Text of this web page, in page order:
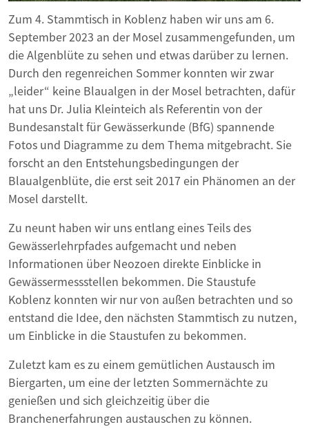
Zum 4. Stammtisch in Koblenz haben wir uns am 6.
September 2023 an der Mosel zusammengefunden, um
die Algenblüte zu sehen und etwas darüber zu lernen.
Durch den regenreichen Sommer konnten wir zwar
„leider“ keine Blaualgen in der Mosel betrachten, dafür
hat uns Dr. Julia Kleinteich als Referentin von der
Bundesanstalt für Gewässerkunde (BfG) spannende
Fotos und Diagramme zu dem Thema mitgebracht. Sie
forscht an den Entstehungsbedingungen der
Blaualgenblüte, die erst seit 2017 ein Phänomen an der
Mosel darstellt.
Zu neunt haben wir uns entlang eines Teils des
Gewässerlehrpfades aufgemacht und neben
Informationen über Neozoen direkte Einblicke in
Gewässermessstellen bekommen. Die Staustufe
Koblenz konnten wir nur von außen betrachten und so
entstand die Idee, den nächsten Stammtisch zu nutzen,
um Einblicke in die Staustufen zu bekommen.
Zuletzt kam es zu einem gemütlichen Austausch im
Biergarten, um eine der letzten Sommernächte zu
genießen und sich gleichzeitig über die
Branchenerfahrungen austauschen zu können.